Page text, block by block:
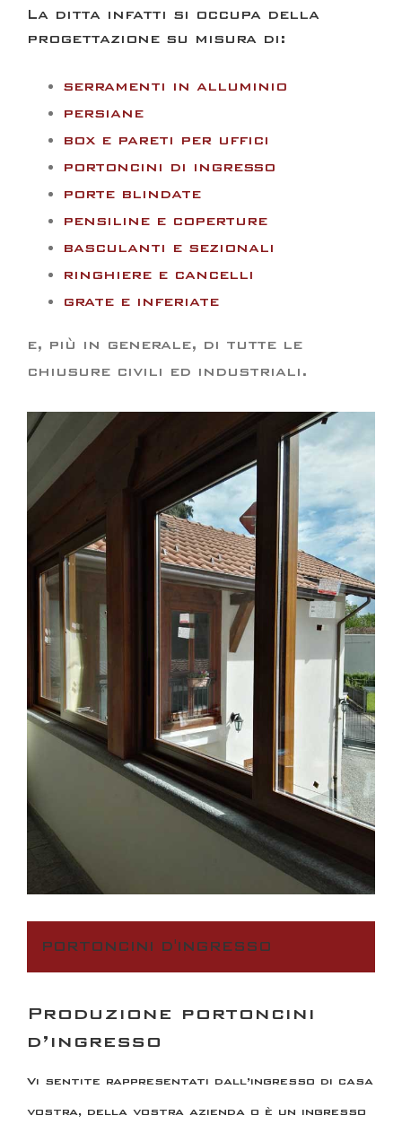
La ditta infatti si occupa della
progettazione su misura di:
serramenti in alluminio
persiane
box e pareti per uffici
portoncini di ingresso
porte blindate
pensiline e coperture
basculanti e sezionali
ringhiere e cancelli
grate e inferiate
e, più in generale, di tutte le
chiusure civili ed industriali.
PORTONCINI D'INGRESSO
Produzione portoncini
d’ingresso
Vi sentite rappresentati dall’ingresso di casa
vostra, della vostra azienda o è un ingresso